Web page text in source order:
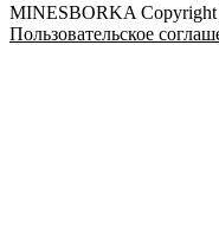
MINESBORKA Copyright
Пользовательское